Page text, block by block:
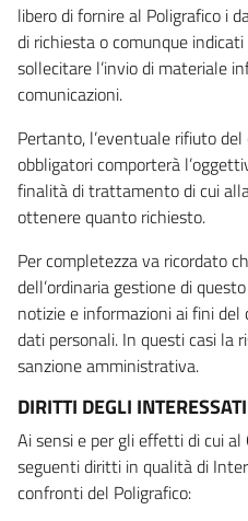
libero di fornire al Poligrafico i
di richiesta o comunque
sollecitare l’invio di materiale
comunicazioni.
Pertanto, l’eventuale rifiuto
obbligatori comporterà
finalità di trattamento di cui
ottenere quanto richiesto.
Per completezza va ricordato
dell’ordinaria gestione di
notizie e informazioni ai fini
dati personali. In questi casi la
sanzione amministrativa.
DIRITTI DEGLI INTERESSATI
Ai sensi e per gli effetti di cui al
seguenti diritti in qualità di
confronti del Poligrafico: